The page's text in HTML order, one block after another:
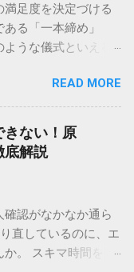
送会社です。特に
において圧倒的な
他の宅配業者と少し
拠点が配送をコント
せた柔軟な相談がし
ている悩みがどの
しょう。 1. 荷物の
たいどこにあるの
一つで判明しま
する : 送り状（伝
を確認してくださ
足度を決定づける
る「一本締め」
うな儀式といえる
を感じる方も多いは
ジュアルな集まりま
えるための「一本
リフ例まで丁寧に
果 一本締めは、単
ん。その時間、そ
がもたらすポジティ
に同じリズムを刻む
。 心地よい終幕
READ MORE
きない！原
底解説
確認がなかなか通ら
直しているのに、エ
か。 スキマ時間を有